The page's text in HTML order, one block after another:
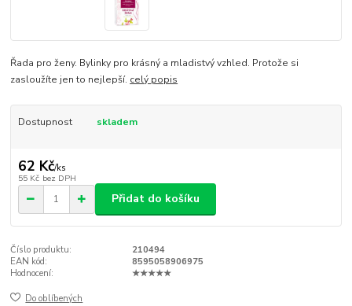
Řada pro ženy. Bylinky pro krásný a mladistvý vzhled. Protože si
zasloužíte jen to nejlepší. celý popis
Dostupnost skladem
62 Kč/ks
55 Kč bez DPH
Přidat do košíku
Číslo produktu:
210494
EAN kód:
8595058906975
Hodnocení:
★★★★★
Do oblíbených